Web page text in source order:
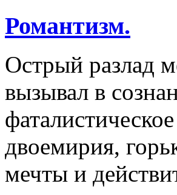
Романтизм.
Острый разлад
вызывал в
двоемирия,
мечты и